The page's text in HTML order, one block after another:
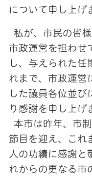
について申し上げ
私が、市民の皆
市政運営を担わせ
し、与えられた任
れまで、市政運営
した議員各位並び
り感謝を申し上げ
本市は昨年、市
節目を迎え、これ
人の功績に感謝と
れからの更なる市